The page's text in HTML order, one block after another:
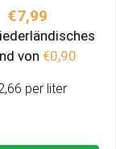
€7,99
von €0,90
per liter